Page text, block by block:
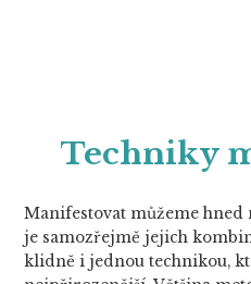
Techniky
Manifestovat můžeme hned
je samozřejmě jejich
klidně i jednou technikou,